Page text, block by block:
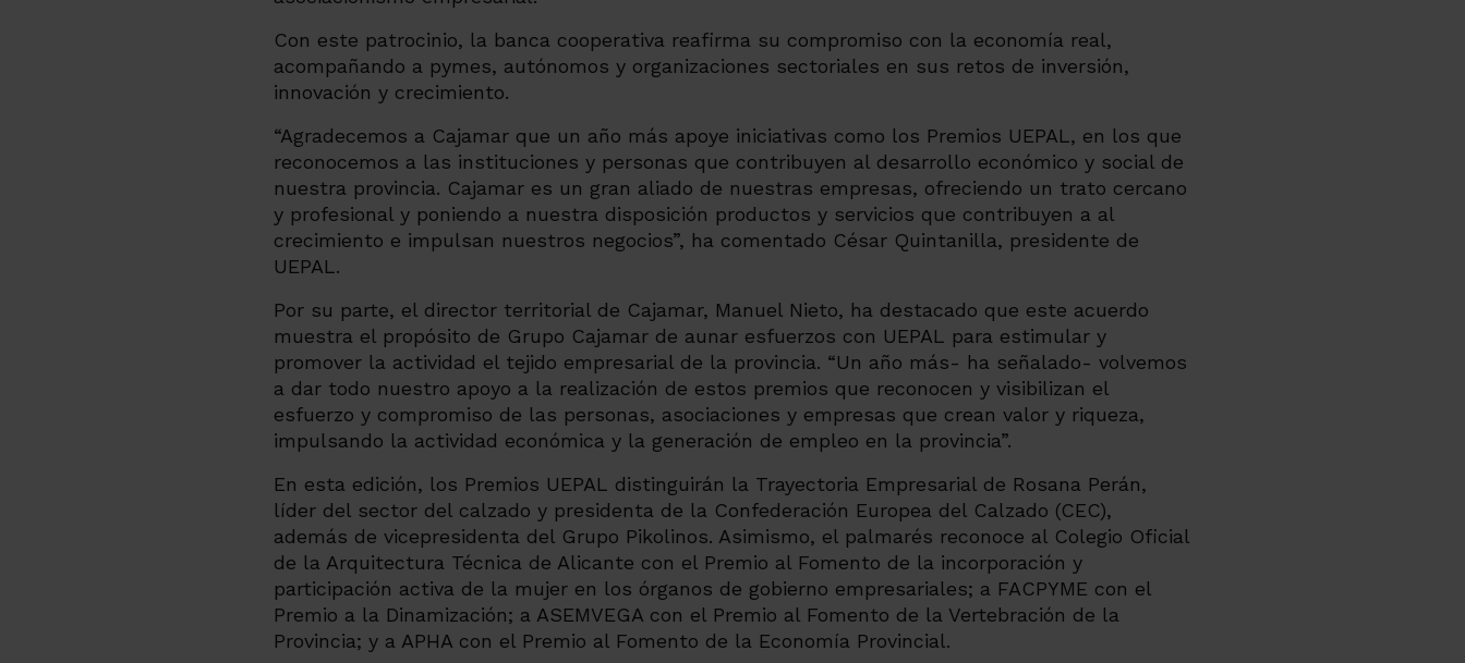
Con este patrocinio, la banca cooperativa reafirma su compromiso con la economía real,
acompañando a pymes, autónomos y organizaciones sectoriales en sus retos de inversión,
innovación y crecimiento.
“Agradecemos a Cajamar que un año más apoye iniciativas como los Premios UEPAL, en los que
reconocemos a las instituciones y personas que contribuyen al desarrollo económico y social de
nuestra provincia. Cajamar es un gran aliado de nuestras empresas, ofreciendo un trato cercano
y profesional y poniendo a nuestra disposición productos y servicios que contribuyen a al
crecimiento e impulsan nuestros negocios”, ha comentado César Quintanilla, presidente de
UEPAL.
Por su parte, el director territorial de Cajamar, Manuel Nieto, ha destacado que este acuerdo
muestra el propósito de Grupo Cajamar de aunar esfuerzos con UEPAL para estimular y
promover la actividad el tejido empresarial de la provincia. “Un año más- ha señalado- volvemos
a dar todo nuestro apoyo a la realización de estos premios que reconocen y visibilizan el
esfuerzo y compromiso de las personas, asociaciones y empresas que crean valor y riqueza,
impulsando la actividad económica y la generación de empleo en la provincia”.
En esta edición, los Premios UEPAL distinguirán la Trayectoria Empresarial de Rosana Perán,
líder del sector del calzado y presidenta de la Confederación Europea del Calzado (CEC),
además de vicepresidenta del Grupo Pikolinos. Asimismo, el palmarés reconoce al Colegio Oficial
de la Arquitectura Técnica de Alicante con el Premio al Fomento de la incorporación y
participación activa de la mujer en los órganos de gobierno empresariales; a FACPYME con el
Premio a la Dinamización; a ASEMVEGA con el Premio al Fomento de la Vertebración de la
Provincia; y a APHA con el Premio al Fomento de la Economía Provincial.